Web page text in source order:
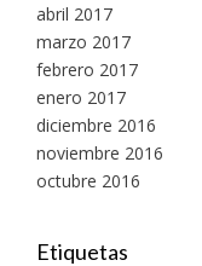
abril 2017
marzo 2017
febrero 2017
enero 2017
diciembre 2016
noviembre 2016
octubre 2016
Etiquetas